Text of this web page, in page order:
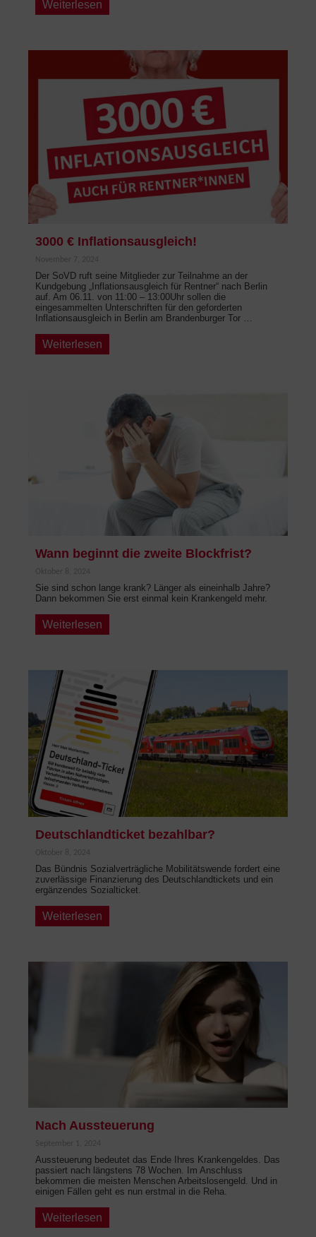
Weiterlesen
3000 € Inflationsausgleich!
November 7, 2024
Der SoVD ruft seine Mitglieder zur Teilnahme an der
Kundgebung „Inflationsausgleich für Rentner“ nach Berlin
auf. Am 06.11. von 11:00 – 13:00Uhr sollen die
eingesammelten Unterschriften für den geforderten
Inflationsausgleich in Berlin am Brandenburger Tor …
Weiterlesen
Wann beginnt die zweite Blockfrist?
Oktober 8, 2024
Sie sind schon lange krank? Länger als eineinhalb Jahre?
Dann bekommen Sie erst einmal kein Krankengeld mehr.
Weiterlesen
Deutschlandticket bezahlbar?
Oktober 8, 2024
Das Bündnis Sozialverträgliche Mobilitätswende fordert eine
zuverlässige Finanzierung des Deutschlandtickets und ein
ergänzendes Sozialticket.
Weiterlesen
Nach Aussteuerung
September 1, 2024
Aussteuerung bedeutet das Ende Ihres Krankengeldes. Das
passiert nach längstens 78 Wochen. Im Anschluss
bekommen die meisten Menschen Arbeitslosengeld. Und in
einigen Fällen geht es nun erstmal in die Reha.
Weiterlesen